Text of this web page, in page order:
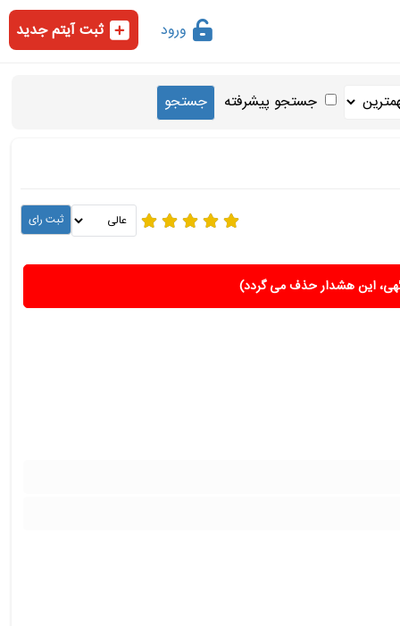
ورود ثبت آیتم جدید
جستجو پیشرفته
این هشدار حذف می گردد)